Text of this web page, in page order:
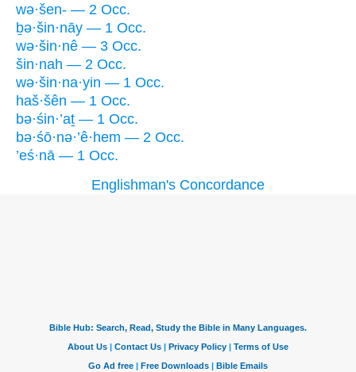
wə·šen- — 2 Occ.
ḇə·šin·nāy — 1 Occ.
wə·šin·nê — 3 Occ.
šin·nah — 2 Occ.
wə·šin·na·yin — 1 Occ.
haš·šên — 1 Occ.
bə·śin·’aṯ — 1 Occ.
bə·śō·nə·’ê·hem — 2 Occ.
’eś·nā — 1 Occ.
Englishman's Concordance